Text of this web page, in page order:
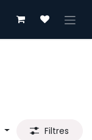
Filtres